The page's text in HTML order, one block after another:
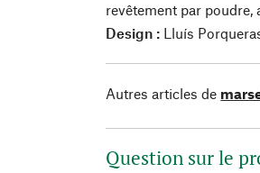
revêtement par poudre,
Design : Lluís
Autres articles de
Question sur le